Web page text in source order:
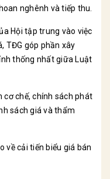
nghênh và tiếp thu.
Hội tập trung vào việc
TĐG góp phần xây
thống nhất giữa Luật
chế, chính sách phát
sách giá và thẩm
cải tiến biểu giá bán